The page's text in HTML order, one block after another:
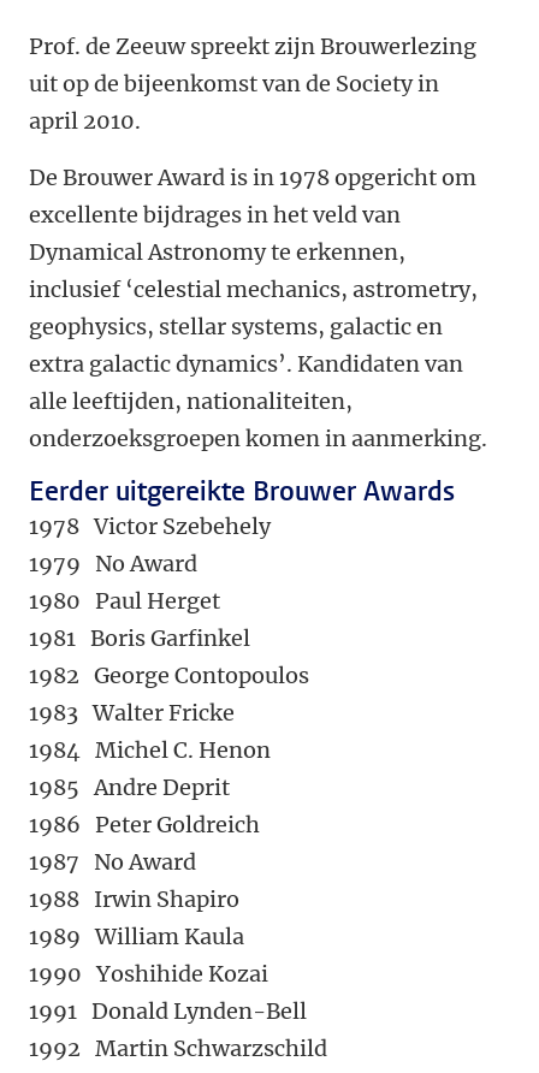
Prof. de Zeeuw spreekt zijn Brouwerlezing
uit op de bijeenkomst van de Society in
april 2010.
De Brouwer Award is in 1978 opgericht om
excellente bijdrages in het veld van
Dynamical Astronomy te erkennen,
inclusief ‘celestial mechanics, astrometry,
geophysics, stellar systems, galactic en
extra galactic dynamics’. Kandidaten van
alle leeftijden, nationaliteiten,
onderzoeksgroepen komen in aanmerking.
Eerder uitgereikte Brouwer Awards
1978 Victor Szebehely
1979 No Award
1980 Paul Herget
1981 Boris Garfinkel
1982 George Contopoulos
1983 Walter Fricke
1984 Michel C. Henon
1985 Andre Deprit
1986 Peter Goldreich
1987 No Award
1988 Irwin Shapiro
1989 William Kaula
1990 Yoshihide Kozai
1991 Donald Lynden-Bell
1992 Martin Schwarzschild